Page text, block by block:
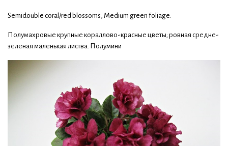
Semidouble coral/red blossoms, Medium green foliage.
Полумахровые крупные кораллово-красные цветы; ровная средне-
зеленая маленькая листва. Полумини